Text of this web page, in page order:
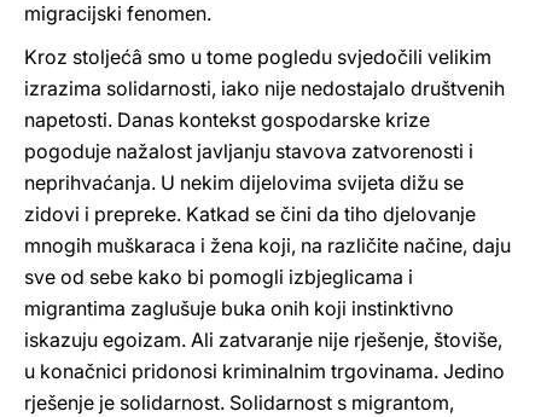
migracijski fenomen.
Kroz stoljećâ smo u tome pogledu svjedočili velikim
izrazima solidarnosti, iako nije nedostajalo društvenih
napetosti. Danas kontekst gospodarske krize
pogoduje nažalost javljanju stavova zatvorenosti i
neprihvaćanja. U nekim dijelovima svijeta dižu se
zidovi i prepreke. Katkad se čini da tiho djelovanje
mnogih muškaraca i žena koji, na različite načine, daju
sve od sebe kako bi pomogli izbjeglicama i
migrantima zaglušuje buka onih koji instinktivno
iskazuju egoizam. Ali zatvaranje nije rješenje, štoviše,
u konačnici pridonosi kriminalnim trgovinama. Jedino
rješenje je solidarnost. Solidarnost s migrantom,